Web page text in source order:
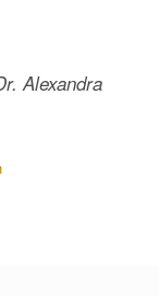
Alexandra